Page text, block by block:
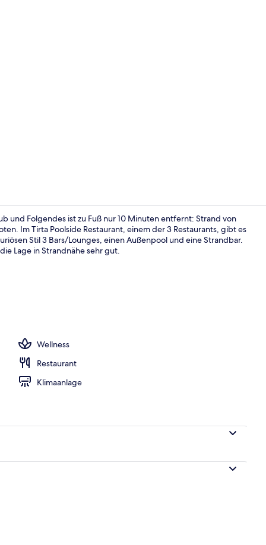
und Folgendes ist zu Fuß nur 10 Minuten entfernt: Strand von
Im Tirta Poolside Restaurant, einem der 3 Restaurants, gibt es
Stil 3 Bars/Lounges, einen Außenpool und eine Strandbar.
Lage in Strandnähe sehr gut.
Wellness
Restaurant
Klimaanlage